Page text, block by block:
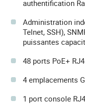
authentification
Administration
Telnet, SSH),
puissantes
48 ports PoE+
4 emplacements
1 port console